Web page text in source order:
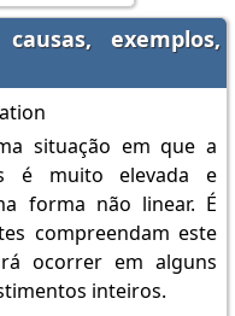
exemplos,
situação em que a
é muito elevada e
forma não linear. É
compreendam este
ocorrer em alguns
inteiros.